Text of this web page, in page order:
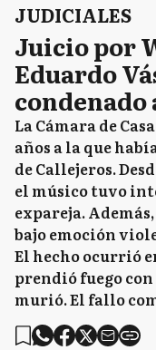
JUDICIALES
Juicio por
Eduardo
condenado
La Cámara de
años a la que
de Callejeros.
el músico tuvo
expareja.
bajo emoción
El hecho ocurrió
prendió fuego con
murió. El fallo